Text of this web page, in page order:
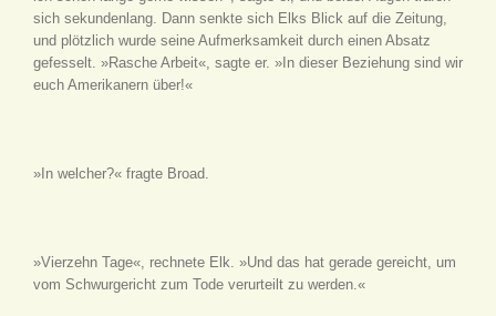
sich sekundenlang. Dann senkte sich Elks Blick auf die Zeitung,
und plötzlich wurde seine Aufmerksamkeit durch einen Absatz
gefesselt. »Rasche Arbeit«, sagte er. »In dieser Beziehung sind wir
euch Amerikanern über!«
»In welcher?« fragte Broad.
»Vierzehn Tage«, rechnete Elk. »Und das hat gerade gereicht, um
vom Schwurgericht zum Tode verurteilt zu werden.«